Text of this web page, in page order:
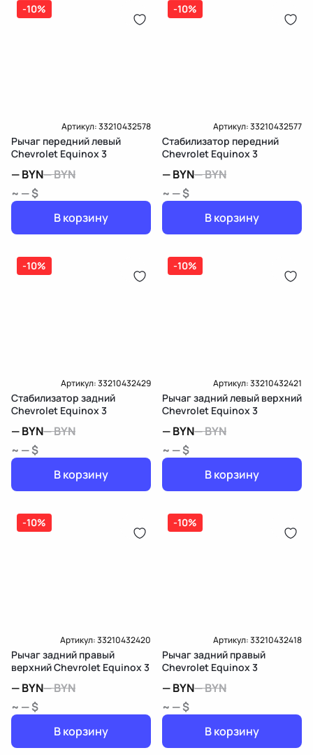
-10%
Артикул:33210432578
Рычаг передний левый
Chevrolet Equinox 3
—BYN—BYN
~ — $
В корзину
-10%
Артикул:33210432577
Стабилизатор передний
Chevrolet Equinox 3
—BYN—BYN
~ — $
В корзину
-10%
Артикул:33210432429
Стабилизатор задний
Chevrolet Equinox 3
—BYN—BYN
~ — $
В корзину
-10%
Артикул:33210432421
Рычаг задний левый верхний
Chevrolet Equinox 3
—BYN—BYN
~ — $
В корзину
-10%
Артикул:33210432420
Рычаг задний правый
верхний Chevrolet Equinox 3
—BYN—BYN
~ — $
В корзину
-10%
Артикул:33210432418
Рычаг задний правый
Chevrolet Equinox 3
—BYN—BYN
~ — $
В корзину